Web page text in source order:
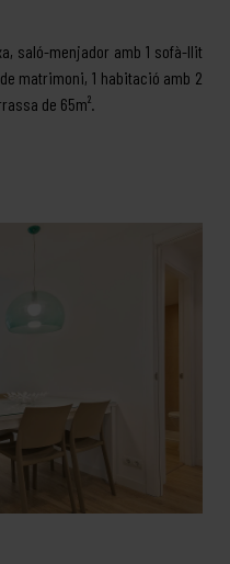
saló-menjador amb 1 sofà-llit
matrimoni, 1 habitació amb 2
de 65m².